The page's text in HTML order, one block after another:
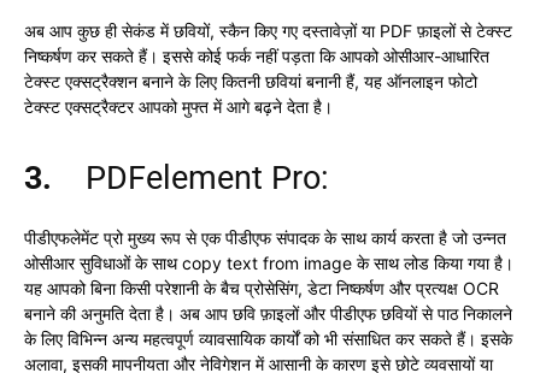
अब आप कुछ ही सेकंड में छवियों, स्कैन किए गए दस्तावेज़ों या PDF फ़ाइलों से टेक्स्ट
निष्कर्षण कर सकते हैं। इससे कोई फर्क नहीं पड़ता कि आपको ओसीआर-आधारित
टेक्स्ट एक्सट्रैक्शन बनाने के लिए कितनी छवियां बनानी हैं, यह ऑनलाइन फोटो
टेक्स्ट एक्सट्रैक्टर आपको मुफ्त में आगे बढ़ने देता है।
3. PDFelement Pro:
पीडीएफलेमेंट प्रो मुख्य रूप से एक पीडीएफ संपादक के साथ कार्य करता है जो उन्नत
ओसीआर सुविधाओं के साथ copy text from image के साथ लोड किया गया है।
यह आपको बिना किसी परेशानी के बैच प्रोसेसिंग, डेटा निष्कर्षण और प्रत्यक्ष OCR
बनाने की अनुमति देता है। अब आप छवि फ़ाइलों और पीडीएफ छवियों से पाठ निकालने
के लिए विभिन्न अन्य महत्वपूर्ण व्यावसायिक कार्यों को भी संसाधित कर सकते हैं। इसके
अलावा, इसकी मापनीयता और नेविगेशन में आसानी के कारण इसे छोटे व्यवसायों या